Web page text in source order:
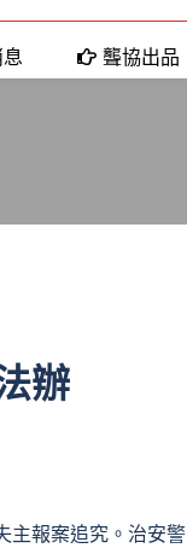
聾協出品
辦
主報案追究。治安警